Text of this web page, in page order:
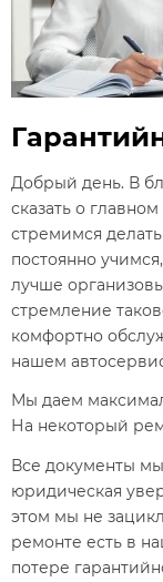
Добрый день. В
сказать о
стремимся
постоянно
лучше
стремление
комфортно
нашем
Мы даем
На некоторый
Все документы
юридическая
этом мы не
ремонте есть в
потере